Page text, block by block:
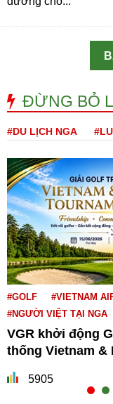
ĐỪNG BỎ
#DU LỊCH NGA
#GOLF
#VIETNAM
#NGƯỜI VIỆT TẠI NGA
VGR khởi động
thống Vietnam &
5905